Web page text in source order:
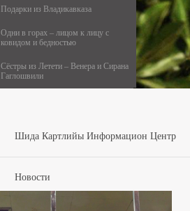
Подарки из Владикавказа
Одни в горах – лицом к лицу с
ковидом и бедностью
Сёстры из Летети – Венера и Сирана
Гаглошвили
Шида Картлийы Информацион Центр
Новости